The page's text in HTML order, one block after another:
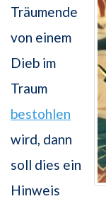
Träumende
von einem
Dieb im
Traum
bestohlen
wird, dann
soll dies ein
Hinweis